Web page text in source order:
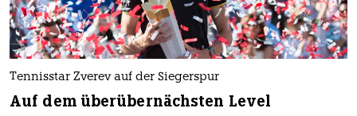
Tennisstar Zverev auf der Siegerspur
Auf dem überübernächsten Level